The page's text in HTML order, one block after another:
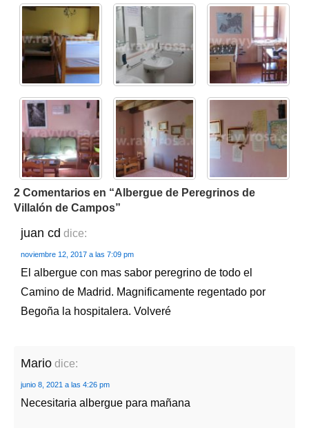
2 Comentarios en “Albergue de Peregrinos de
Villalón de Campos”
juan cd dice:
noviembre 12, 2017 a las 7:09 pm
El albergue con mas sabor peregrino de todo el
Camino de Madrid. Magnificamente regentado por
Begoña la hospitalera. Volveré
Mario dice:
junio 8, 2021 a las 4:26 pm
Necesitaria albergue para mañana